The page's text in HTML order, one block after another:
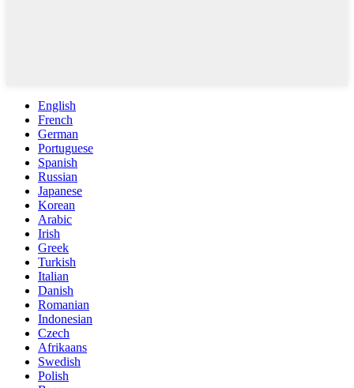
English
French
German
Portuguese
Spanish
Russian
Japanese
Korean
Arabic
Irish
Greek
Turkish
Italian
Danish
Romanian
Indonesian
Czech
Afrikaans
Swedish
Polish